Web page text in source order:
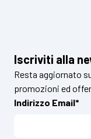
Iscriviti alla
Resta aggiornato
promozioni ed
Indirizzo Email*